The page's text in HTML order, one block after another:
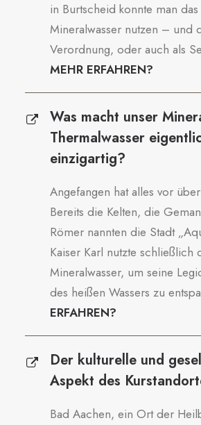
in Burtscheid konnte man
Mineralwasser nutzen – und
Verordnung, oder auch als
MEHR ERFAHREN?
Was macht unser
Thermalwasser
einzigartig?
Angefangen hat alles vor
Bereits die Kelten, die
Römer nannten die Stadt
Kaiser Karl nutzte schließlich
Mineralwasser, um seine
des heißen Wassers zu
ERFAHREN?
Der kulturelle und
Aspekt des
Bad Aachen, ein Ort der